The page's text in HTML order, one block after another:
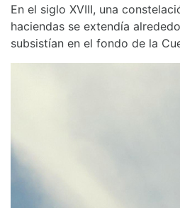
En el siglo XVIII, una
haciendas se extendía
subsistían en el fondo de la